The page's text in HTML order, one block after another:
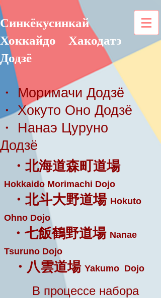
Синкёкусинкай
Хоккайдо
Хакодатэ
Додзё
・ Моримачи Додзё
・ Хокуто Оно Додзё
・ Нанаэ Цуруно
Додзё
・北海道森町道場
Hokkaido Morimachi Dojo
・北斗大野道場 Hokuto
Ohno Dojo
・七飯鶴野道場 Nanae
Tsuruno Dojo
・八雲道場 Yakumo Dojo
В процессе набора